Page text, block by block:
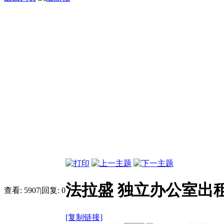
查看: 5907|回复: 0法拉盛 独立办公室出
[复制链接]